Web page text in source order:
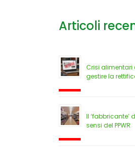
Articoli
Crisi alimentari
gestire la
Il
sensi del PPWR